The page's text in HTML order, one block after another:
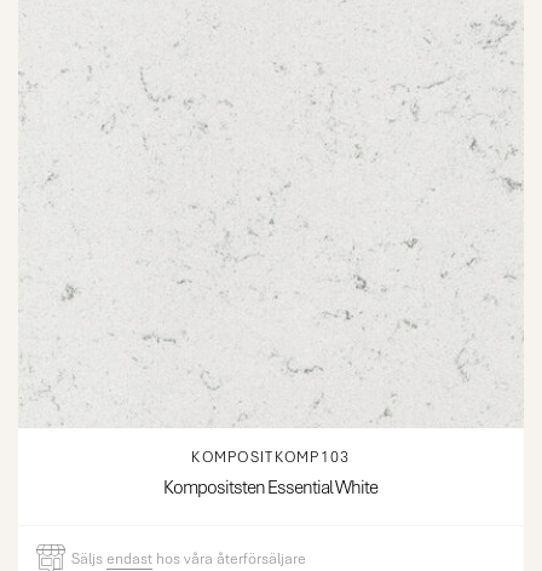
KOMPOSITKOMP103
Kompositsten Essential White
Säljsendast hos våra återförsäljare